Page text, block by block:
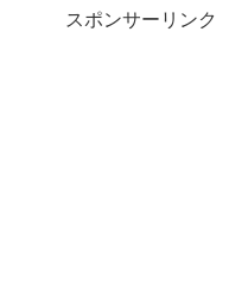
スポンサーリンク